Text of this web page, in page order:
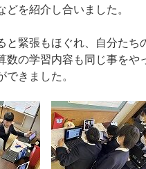
どを紹介し合いました。
緊張もほぐれ、自分たち
数の学習内容も同じ事を
きました。